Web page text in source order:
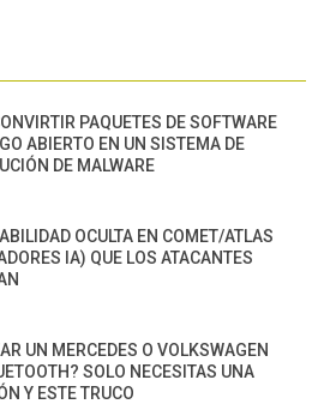
PAQUETES DE SOFTWARE
ABIERTO EN UN SISTEMA DE
DE MALWARE
OCULTA EN COMET/ATLAS
IA) QUE LOS ATACANTES
UN MERCEDES O VOLKSWAGEN
SOLO NECESITAS UNA
Y ESTE TRUCO